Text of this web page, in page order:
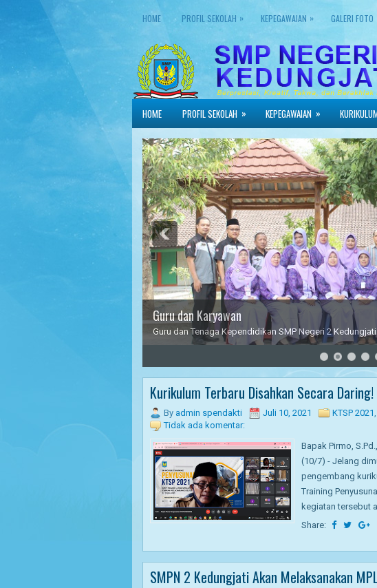
HOME PROFIL SEKOLAH » KEPEGAWAIAN » GALERI FOTO
HOME PROFIL SEKOLAH » KEPEGAWAIAN »
Guru dan Karyawan
Guru dan Tenaga Kependidikan SMP Negeri 2 Kedungjati
Kurikulum Terbaru Disahkan Secara Daring!
By admin spendakti Juli 10, 2021 KTSP 2021,
Tidak ada komentar:
Bapak Pirmo,
(10/7) - Jelang
pengembang
Training
kegiatan tersebut
Share:
SMPN 2 Kedungjati Akan Melaksanakan